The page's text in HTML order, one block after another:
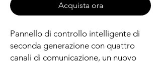
Acquista ora
Pannello di controllo intelligente di
seconda generazione con quattro
canali di comunicazione, un nuovo